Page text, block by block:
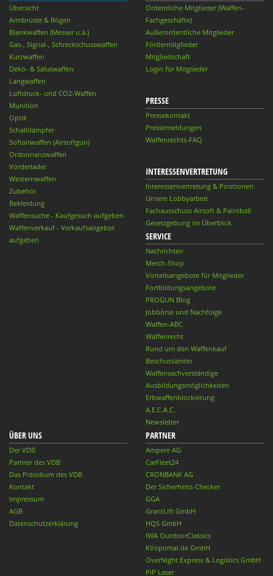
Übersicht
Armbrüste & Bögen
Blankwaffen (Messer u.ä.)
Gas-, Signal-, Schreckschusswaffen
Kurzwaffen
Deko- & Salutwaffen
Langwaffen
Luftdruck- und CO2-Waffen
Munition
Optik
Schalldämpfer
Softairwaffen (Airsoftgun)
Ordonnanzwaffen
Vorderlader
Westernwaffen
Zubehör
Bekleidung
Waffensuche - Kaufgesuch aufgeben
Waffenverkauf - Verkaufsangebot
aufgeben
Ordentliche Mitglieder (Waffen-
Fachgeschäfte)
Außerordentliche Mitglieder
Fördermitglieder
Mitgliedschaft
Login für Mitglieder
PRESSE
Pressekontakt
Pressemeldungen
Waffenrechts-FAQ
INTERESSENVERTRETUNG
Interessenvertretung & Positionen
Unsere Lobbyarbeit
Fachausschuss Airsoft & Paintball
Gesetzgebung im Überblick
SERVICE
Nachrichten
Merch-Shop
Vorteilsangebote für Mitglieder
Fortbildungsangebote
PROGUN Blog
Jobbörse und Nachfolge
Waffen-ABC
Waffenrecht
Rund um den Waffenkauf
Beschussämter
Waffensachverständige
Ausbildungsmöglichkeiten
Erbwaffenblockierung
A.E.C.A.C.
Newsletter
ÜBER UNS
Der VDB
Partner des VDB
Das Präsidium des VDB
Kontakt
Impressum
AGB
Datenschutzerklärung
PARTNER
Ampere AG
CarFleet24
CRONBANK AG
Der Sicherheits-Checker
GGA
GrantLift GmbH
HQS GmbH
IWA OutdoorClassics
KVoptimal.de GmbH
OverNight Express & Logistics GmbH
PiP Laser